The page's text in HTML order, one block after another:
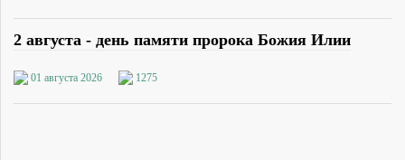
2 августа - день памяти пророка Божия Илии
01 августа 2026 1275